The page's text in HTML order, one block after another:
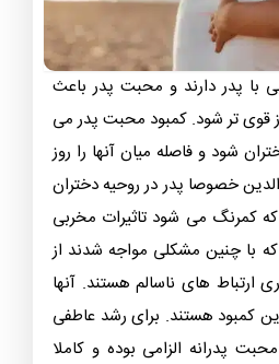
با پدر دارند و محبت پدر باعث
قوی تر شود. کمبود محبت پدر می
شود و فاصله میان آنها را روز
خصوصا پدر در روحیه دختران
کمرنگ می شود تاثیرات مخربی
که با چنین مشکلی مواجه شدند از
ارتباط های ناسالم هستند. آنها
کمبود هستند. برای رشد عاطفی
پدرانه الزامی بوده و کاملا